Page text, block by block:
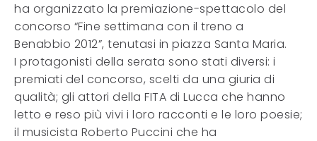
ha organizzato la premiazione-spettacolo del
concorso “Fine settimana con il treno a
Benabbio 2012”, tenutasi in piazza Santa Maria.
I protagonisti della serata sono stati diversi: i
premiati del concorso, scelti da una giuria di
qualità; gli attori della FITA di Lucca che hanno
letto e reso più vivi i loro racconti e le loro poesie;
il musicista Roberto Puccini che ha